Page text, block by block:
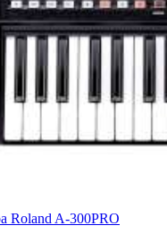
Roland A-300PRO